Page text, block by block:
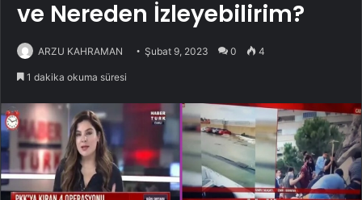
ve Nereden İzleyebilirim?
ARZU KAHRAMAN Şubat 9, 2023 0 4
1 dakika okuma süresi